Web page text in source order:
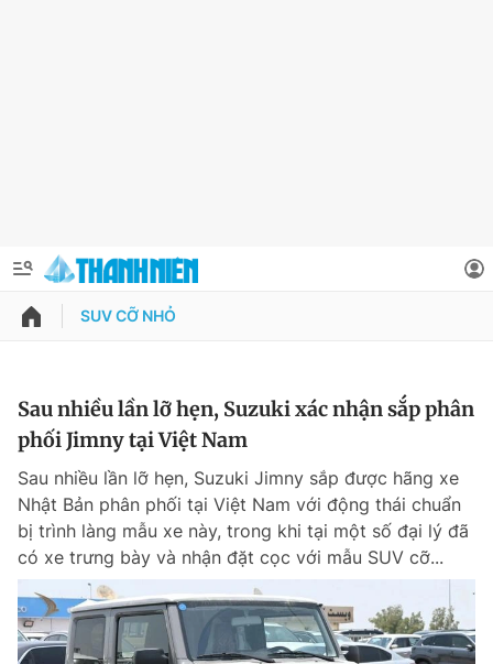
QUẢNG CÁO
Chuyên mục khác
Chào ngày mới Tin 24h
Tin thị trường Tin 360
Thông tin tài khoản
Đổi mật khẩu
Tin đã lưu
Tin đã xem
Đăng xuất
SUV CỠ NHỎ
Sau nhiều lần lỡ hẹn, Suzuki xác nhận sắp phân
phối Jimny tại Việt Nam
Sau nhiều lần lỡ hẹn, Suzuki Jimny sắp được hãng xe
Nhật Bản phân phối tại Việt Nam với động thái chuẩn
bị trình làng mẫu xe này, trong khi tại một số đại lý đã
có xe trưng bày và nhận đặt cọc với mẫu SUV cỡ...